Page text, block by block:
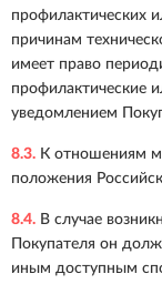
профилактических
причинам
имеет право
профилактические
уведомлением
8.3. К отношениям
положения
8.4. В случае
Покупателя он
иным доступным